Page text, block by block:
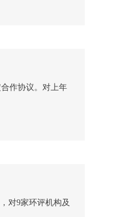
作协议。对上年
对9家环评机构及